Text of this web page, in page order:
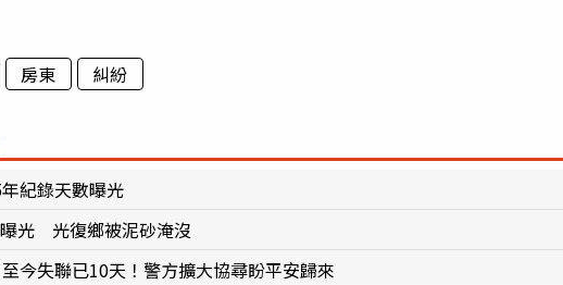
房東 糾紛
紀錄天數曝光
光 光復鄉被泥砂淹沒
今失聯已10天！警方擴大協尋盼平安歸來